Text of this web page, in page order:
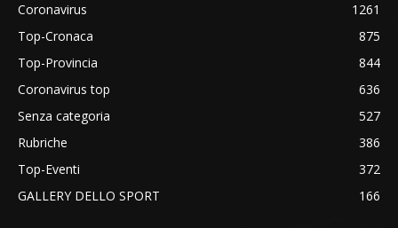
Coronavirus
1261
Top-Cronaca
875
Top-Provincia
844
Coronavirus top
636
Senza categoria
527
Rubriche
386
Top-Eventi
372
GALLERY DELLO SPORT
166